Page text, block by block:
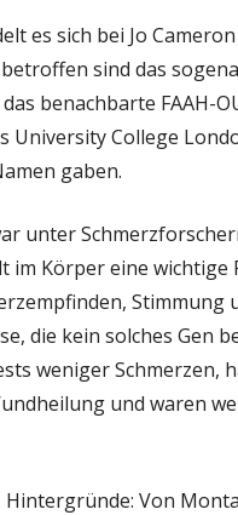
es sich bei Jo
sind das
benachbarte FAAH-
University College
gaben.
unter
im Körper eine wichtige
Stimmung
die kein solches Gen
weniger Schmerzen,
und waren
Hintergründe: Von